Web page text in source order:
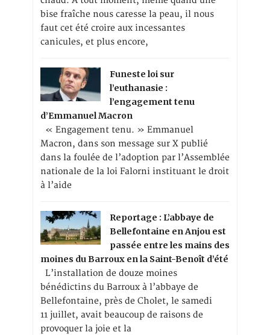
bise fraîche nous caresse la peau, il nous
faut cet été croire aux incessantes
canicules, et plus encore,
Funeste loi sur
l’euthanasie :
l’engagement tenu
d’Emmanuel Macron
« Engagement tenu. » Emmanuel
Macron, dans son message sur X publié
dans la foulée de l’adoption par l’Assemblée
nationale de la loi Falorni instituant le droit
à l’aide
Reportage : L’abbaye de
Bellefontaine en Anjou est
passée entre les mains des
moines du Barroux en la Saint-Benoît d’été
L’installation de douze moines
bénédictins du Barroux à l’abbaye de
Bellefontaine, près de Cholet, le samedi
11 juillet, avait beaucoup de raisons de
provoquer la joie et la